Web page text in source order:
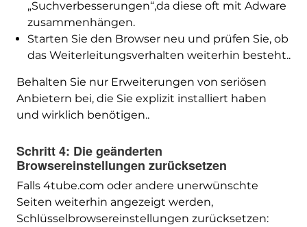
„Suchverbesserungen“,da diese oft mit Adware
zusammenhängen.
Starten Sie den Browser neu und prüfen Sie, ob
das Weiterleitungsverhalten weiterhin besteht..
Behalten Sie nur Erweiterungen von seriösen
Anbietern bei, die Sie explizit installiert haben
und wirklich benötigen..
Schritt 4: Die geänderten
Browsereinstellungen zurücksetzen
Falls 4tube.com oder andere unerwünschte
Seiten weiterhin angezeigt werden,
Schlüsselbrowsereinstellungen zurücksetzen: